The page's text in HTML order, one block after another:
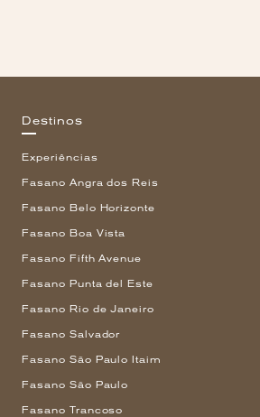
Destinos
Experiências
Fasano Angra dos Reis
Fasano Belo Horizonte
Fasano Boa Vista
Fasano Fifth Avenue
Fasano Punta del Este
Fasano Rio de Janeiro
Fasano Salvador
Fasano São Paulo Itaim
Fasano São Paulo
Fasano Trancoso